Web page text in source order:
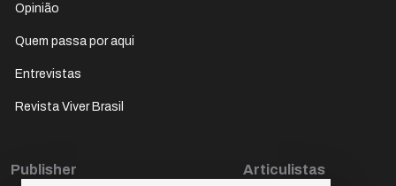
Opinião
Quem passa por aqui
Entrevistas
Revista Viver Brasil
Publisher Articulistas